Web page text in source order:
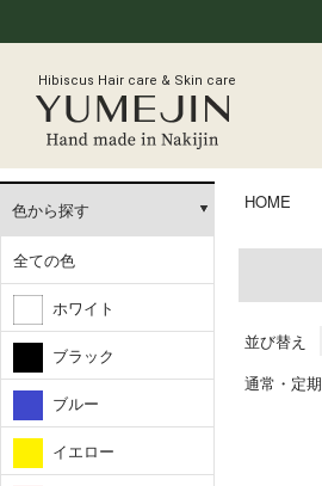
Hibiscus Hair care & Skin care
色から探す
全ての色
ホワイト
ブラック
ブルー
イエロー
HOME
並び替え
通常・定期